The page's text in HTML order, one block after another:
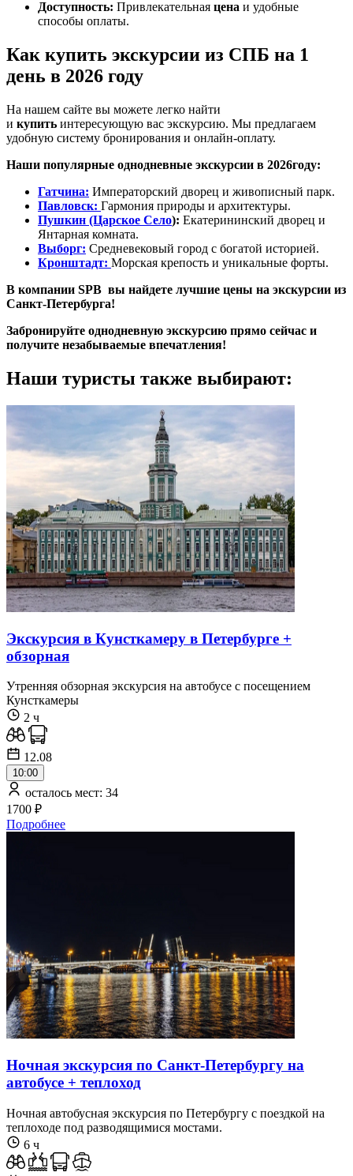
Доступность: Привлекательная цена и удобные
способы оплаты.
Как купить экскурсии из СПБ на 1
день в 2026 году
На нашем сайте вы можете легко найти
и купить интересующую вас экскурсию. Мы предлагаем
удобную систему бронирования и онлайн-оплату.
Наши популярные однодневные экскурсии в 2026году:
Гатчина: Императорский дворец и живописный парк.
Павловск: Гармония природы и архитектуры.
Пушкин (Царское Село): Екатерининский дворец и
Янтарная комната.
Выборг: Средневековый город с богатой историей.
Кронштадт: Морская крепость и уникальные форты.
В компании SPB вы найдете лучшие цены на экскурсии из
Санкт-Петербурга!
Забронируйте однодневную экскурсию прямо сейчас и
получите незабываемые впечатления!
Наши туристы также выбирают:
Экскурсия в Кунсткамеру в Петербурге +
обзорная
Утренняя обзорная экскурсия на автобусе с посещением
Кунсткамеры
2 ч
12.08
10:00
осталось мест: 34
1700 ₽
Подробнее
Ночная экскурсия по Санкт-Петербургу на
автобусе + теплоход
Ночная автобусная экскурсия по Петербургу с поездкой на
теплоходе под разводящимися мостами.
6 ч